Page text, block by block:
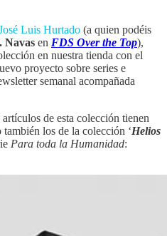
Luis Hurtado (a quien podéis
Navas en FDS Over the Top),
en nuestra tienda con el
proyecto sobre series e
semanal acompañada
de esta colección tienen
también los de la colección ‘Helios
Para toda la Humanidad: